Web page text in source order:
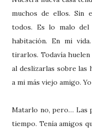
muchos de ellos. Sin
todos. Es lo malo del
habitación. En mi
tirarlos. Todavía huelen
al deslizarlas sobre las
a mi más viejo amigo.
Matarlo no, pero… Las
tiempo. Tenía amigos